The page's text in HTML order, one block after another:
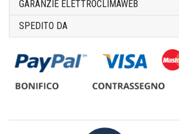
GARANZIE ELETTROCLIMAWEB
SPEDITO DA